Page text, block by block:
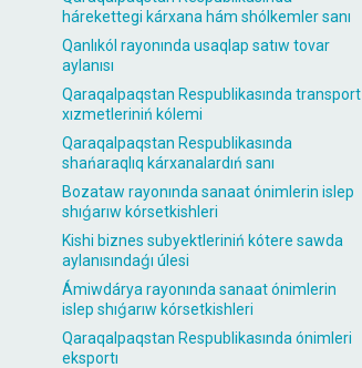
hárekettegi kárxana hám shólkemler sanı
Qanlıkól rayonında usaqlap satıw tovar
aylanısı
Qaraqalpaqstan Respublikasında transport
xızmetleriniń kólemi
Qaraqalpaqstan Respublikasında
shańaraqlıq kárxanalardıń sanı
Bozataw rayonında sanaat ónimlerin islep
shıǵarıw kórsetkishleri
Kishi biznes subyektleriniń kótere sawda
aylanısındaǵı úlesi
Ámiwdárya rayonında sanaat ónimlerin
islep shıǵarıw kórsetkishleri
Qaraqalpaqstan Respublikasında ónimleri
eksportı